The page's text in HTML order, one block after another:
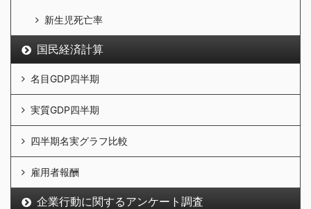
新生児死亡率
国民経済計算
名目GDP四半期
実質GDP四半期
四半期名実グラフ比較
雇用者報酬
企業行動に関するアンケート調査